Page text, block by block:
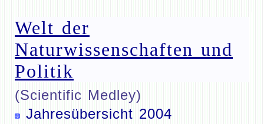
Welt der
Naturwissenschaften und
Politik
(Scientific Medley)
Jahresübersicht 2004